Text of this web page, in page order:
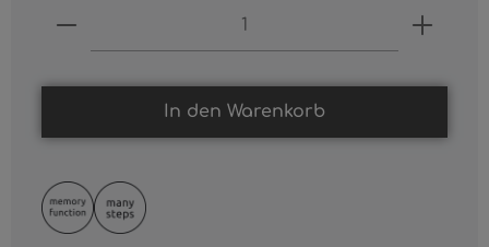
Produkt Anzahl: Gib den
In den Warenkorb